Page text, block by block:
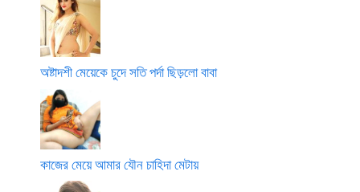
অষ্টাদশী মেয়েকে চুদে সতি পর্দা ছিড়লো বাবা
কাজের মেয়ে আমার যৌন চাহিদা মেটায়